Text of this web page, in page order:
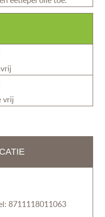
vrij
8711118011063